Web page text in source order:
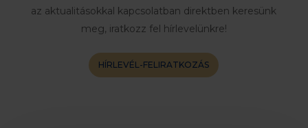
az aktualitásokkal kapcsolatban direktben keresünk
meg, iratkozz fel hírlevelünkre!
HÍRLEVÉL-FELIRATKOZÁS